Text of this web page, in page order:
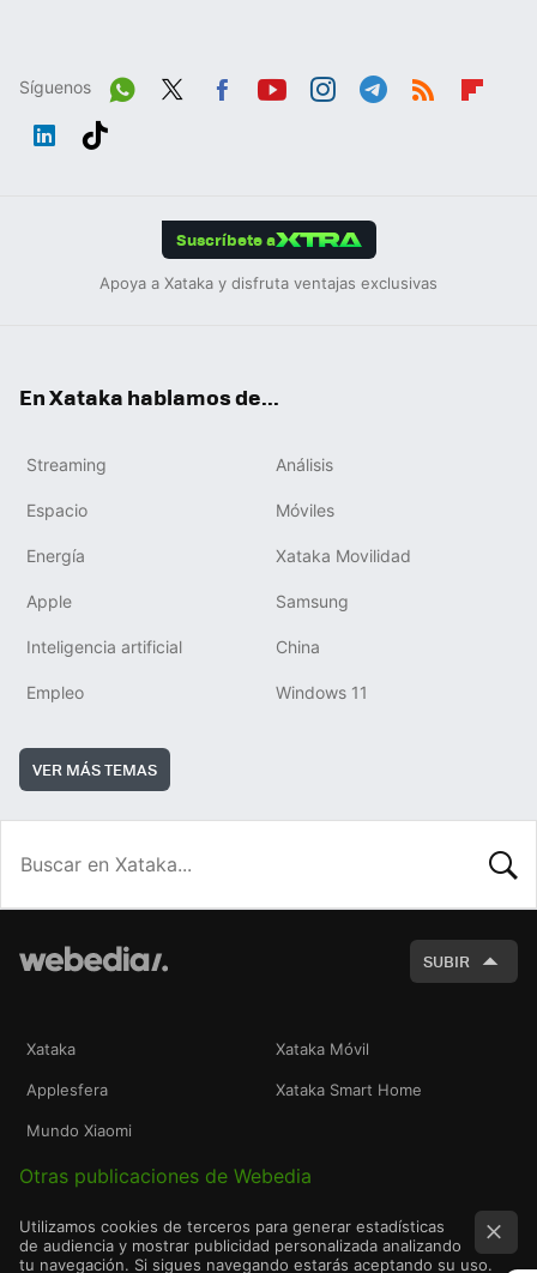
Síguenos
Wh
Suscríbete a
Apoya a Xataka y disfruta ventajas exclusivas
En Xataka hablamos de...
Streaming Análisis
Espacio Móviles
Energía Xataka Movilidad
Apple Samsung
Inteligencia artificial China
Empleo Windows 11
VER MÁS TEMAS
SUBIR
Xataka Xataka Móvil
Applesfera Xataka Smart Home
Mundo Xiaomi
Otras publicaciones de Webedia
Utilizamos cookies de terceros para generar estadísticas
de audiencia y mostrar publicidad personalizada analizando
tu navegación. Si sigues navegando estarás aceptando su uso.